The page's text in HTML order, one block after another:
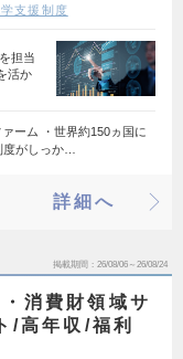
支援制度
担当
活か
ーム ・世界約150ヵ国に
がしっか…
詳細へ
掲載期間 26/08/06～26/08/24
消費財領域サ
/高年収/福利